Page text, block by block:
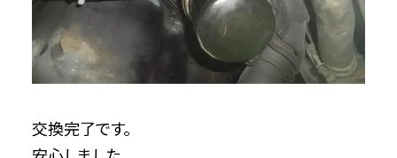
交換完了です。